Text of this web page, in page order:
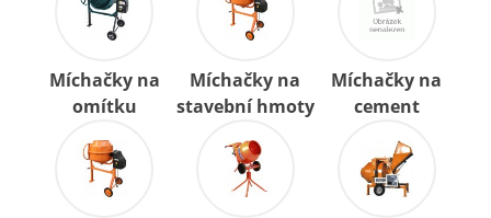
Míchačky na
omítku
Míchačky na
stavební hmoty
Míchačky na
cement